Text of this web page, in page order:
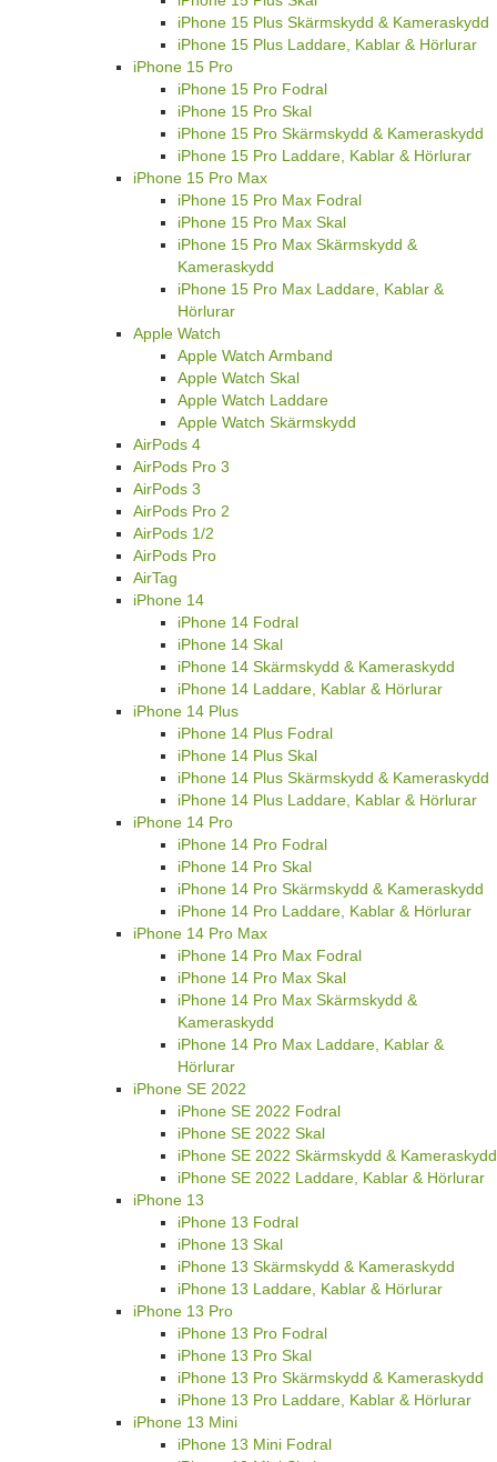
iPhone 15 Plus Skärmskydd & Kameraskydd
iPhone 15 Plus Laddare, Kablar & Hörlurar
iPhone 15 Pro
iPhone 15 Pro Fodral
iPhone 15 Pro Skal
iPhone 15 Pro Skärmskydd & Kameraskydd
iPhone 15 Pro Laddare, Kablar & Hörlurar
iPhone 15 Pro Max
iPhone 15 Pro Max Fodral
iPhone 15 Pro Max Skal
iPhone 15 Pro Max Skärmskydd &
Kameraskydd
iPhone 15 Pro Max Laddare, Kablar &
Hörlurar
Apple Watch
Apple Watch Armband
Apple Watch Skal
Apple Watch Laddare
Apple Watch Skärmskydd
AirPods 4
AirPods Pro 3
AirPods 3
AirPods Pro 2
AirPods 1/2
AirPods Pro
AirTag
iPhone 14
iPhone 14 Fodral
iPhone 14 Skal
iPhone 14 Skärmskydd & Kameraskydd
iPhone 14 Laddare, Kablar & Hörlurar
iPhone 14 Plus
iPhone 14 Plus Fodral
iPhone 14 Plus Skal
iPhone 14 Plus Skärmskydd & Kameraskydd
iPhone 14 Plus Laddare, Kablar & Hörlurar
iPhone 14 Pro
iPhone 14 Pro Fodral
iPhone 14 Pro Skal
iPhone 14 Pro Skärmskydd & Kameraskydd
iPhone 14 Pro Laddare, Kablar & Hörlurar
iPhone 14 Pro Max
iPhone 14 Pro Max Fodral
iPhone 14 Pro Max Skal
iPhone 14 Pro Max Skärmskydd &
Kameraskydd
iPhone 14 Pro Max Laddare, Kablar &
Hörlurar
iPhone SE 2022
iPhone SE 2022 Fodral
iPhone SE 2022 Skal
iPhone SE 2022 Skärmskydd & Kameraskydd
iPhone SE 2022 Laddare, Kablar & Hörlurar
iPhone 13
iPhone 13 Fodral
iPhone 13 Skal
iPhone 13 Skärmskydd & Kameraskydd
iPhone 13 Laddare, Kablar & Hörlurar
iPhone 13 Pro
iPhone 13 Pro Fodral
iPhone 13 Pro Skal
iPhone 13 Pro Skärmskydd & Kameraskydd
iPhone 13 Pro Laddare, Kablar & Hörlurar
iPhone 13 Mini
iPhone 13 Mini Fodral